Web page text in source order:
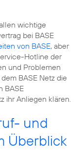
wichtige
bei BASE
von BASE, aber
Hotline der
und Problemen
BASE Netz die
BASE
ihr Anliegen klären.
und
Überblick